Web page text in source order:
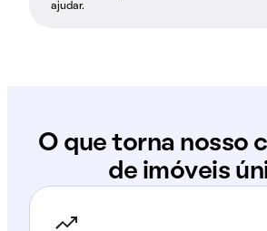
ajudar.
O que torna nosso
de imóveis